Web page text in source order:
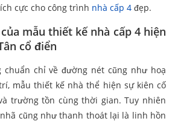
cực cho công trình nhà cấp 4 đẹp.
mẫu thiết kế nhà cấp 4 hiện
cổ điển
chuẩn chỉ về đường nét cũng như hoạ
mẫu thiết kế nhà thể hiện sự kiên cố
trường tồn cùng thời gian. Tuy nhiên
cũng như thanh thoát lại là linh hồn